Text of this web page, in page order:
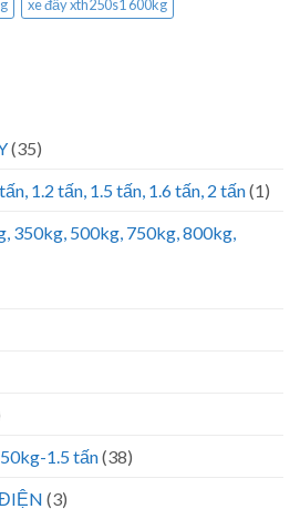
xe đẩy xth250s1 600kg
(35)
1.2 tấn, 1.5 tấn, 1.6 tấn, 2 tấn(1)
350kg, 500kg, 750kg, 800kg,
1.5 tấn(38)
(3)